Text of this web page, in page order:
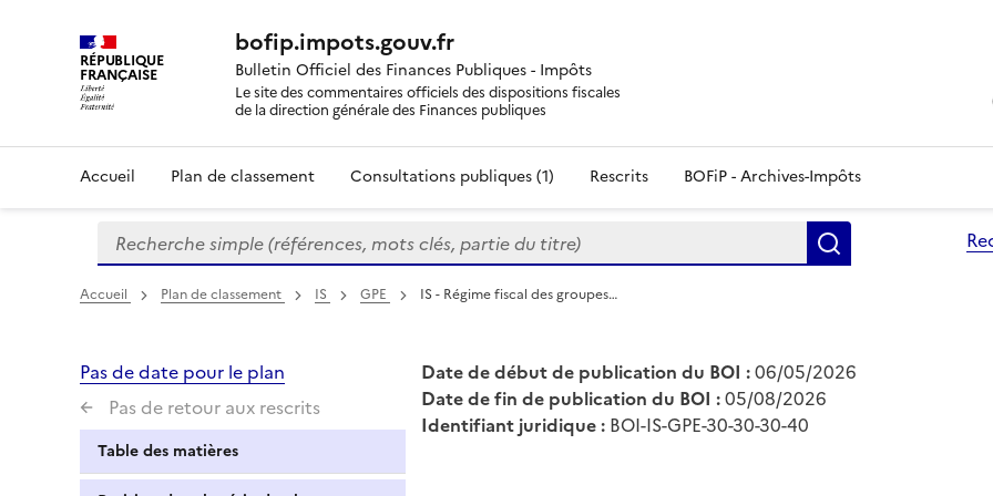
RÉPUBLIQUE
FRANÇAISE
bofip.impots.gouv.fr
Bulletin Officiel des Finances Publiques - Impôts
Le site des commentaires officiels des dispositions fiscales
de la direction générale des Finances publiques
Accueil Plan de classement Consultations publiques (1) Rescrits BOFiP - Archives-Impôts
Formulaire
de
recherche
Recherche simple (références, mots clés, partie du titre)
Accueil Plan de classement IS GPE IS - Régime fiscal des groupes…
Pas de date pour le plan
Pas de retour aux rescrits
Table des matières
Date de début de publication du BOI :06/05/2026
Date de fin de publication du BOI :05/08/2026
Identifiant juridique : BOI-IS-GPE-30-30-30-40